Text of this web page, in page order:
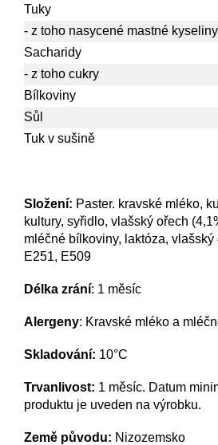
Tuky
- z toho nasycené mastné kyseliny
Sacharidy
- z toho cukry
Bílkoviny
Sůl
Tuk v sušině
Složení: Paster. kravské mléko,
kultury, syřidlo, vlašský ořech
mléčné bílkoviny, laktóza, vlašský
E251, E509
Délka zrání: 1 měsíc
Alergeny: Kravské mléko a
Skladování: 10°C
Trvanlivost: 1 měsíc. Datum
produktu je uveden na výrobku.
Země původu: Nizozemsko